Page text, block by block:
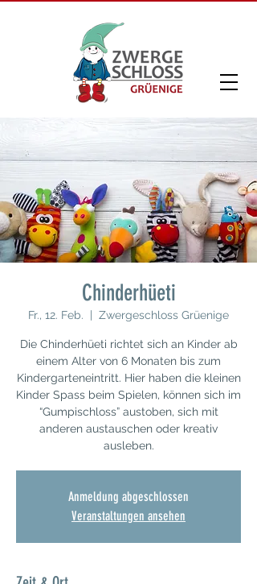
Chinderhüeti
Fr., 12. Feb. Zwergeschloss Grüenige
Die Chinderhüeti richtet sich an Kinder ab
einem Alter von 6 Monaten bis zum
Kindergarteneintritt. Hier haben die kleinen
Kinder Spass beim Spielen, können sich im
“Gumpischloss” austoben, sich mit
anderen austauschen oder kreativ
ausleben.
Anmeldung abgeschlossen
Veranstaltungen ansehen